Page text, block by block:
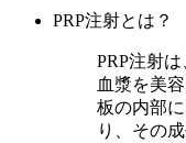
PRP注射とは？
PRP注射
血漿を美
板の内部
り、その